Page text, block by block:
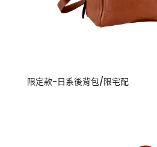
限定款-日系後背包/限宅配